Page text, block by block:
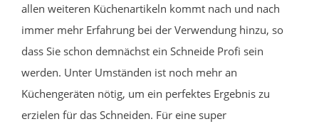
allen weiteren Küchenartikeln kommt nach und nach
immer mehr Erfahrung bei der Verwendung hinzu, so
dass Sie schon demnächst ein Schneide Profi sein
werden. Unter Umständen ist noch mehr an
Küchengeräten nötig, um ein perfektes Ergebnis zu
erzielen für das Schneiden. Für eine super